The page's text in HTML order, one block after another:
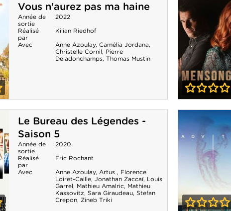
Vous n'aurez pas ma haine
Année de
sortie
2022
Réalisé
par
Kilian Riedhof
Avec
Anne Azoulay, Camélia Jordana,
Christelle Cornil, Pierre
Deladonchamps, Thomas Mustin
Mensonges -
Saison 1
Le Bureau des Légendes -
Saison 5
Année de
sortie
2020
Réalisé
par
Eric Rochant
Avec
Anne Azoulay, Artus , Florence
Loiret-Caille, Jonathan Zaccaï, Louis
Garrel, Mathieu Amalric, Mathieu
Kassovitz, Sara Giraudeau, Stefan
Crepon, Zineb Triki